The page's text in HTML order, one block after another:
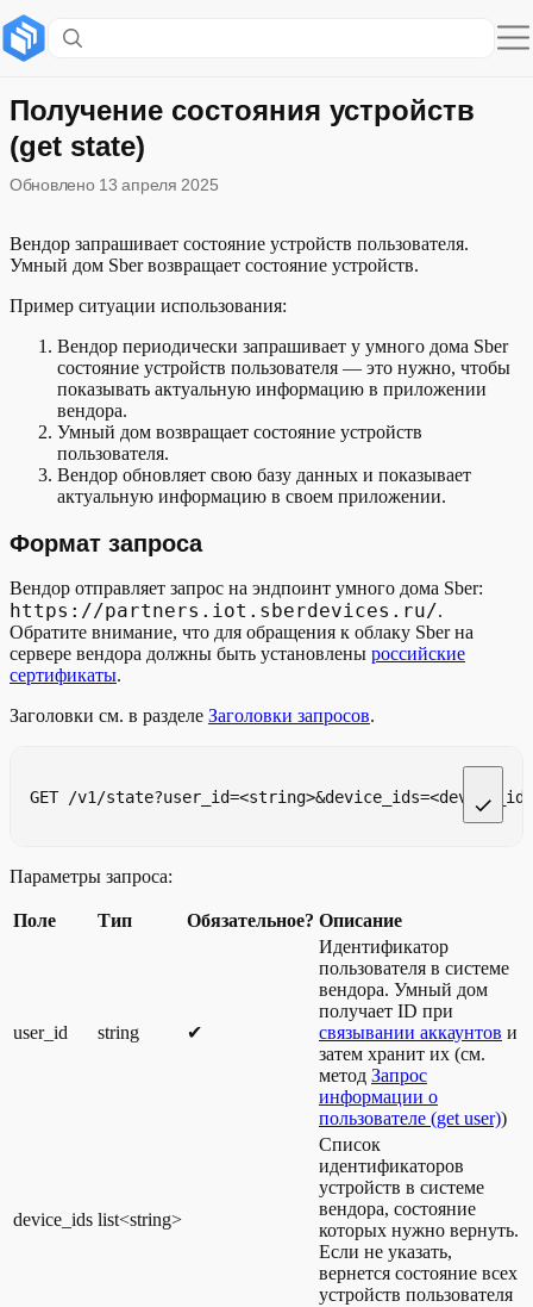
Формат запроса
Формат ответа
Получение состояния устройств
(get state)
Обновлено 13 апреля 2025
Вендор запрашивает состояние устройств пользователя.
Умный дом Sber возвращает состояние устройств.
Пример ситуации использования:
Вендор периодически запрашивает у умного дома Sber
состояние устройств пользователя — это нужно, чтобы
показывать актуальную информацию в приложении
вендора.
Умный дом возвращает состояние устройств
пользователя.
Вендор обновляет свою базу данных и показывает
актуальную информацию в своем приложении.
Формат запроса
Вендор отправляет запрос на эндпоинт умного дома Sber:
https://partners.iot.sberdevices.ru/.
Обратите внимание, что для обращения к облаку Sber на
сервере вендора должны быть установлены российские
сертификаты.
Заголовки см. в разделе Заголовки запросов.
GET /v1/
Параметры запроса:
Поле Тип Обязательное? Описание
user_id string ✔︎
Идентификатор
пользователя в системе
вендора. Умный дом
получает ID при
связывании аккаунтов и
затем хранит их (см.
метод Запрос
информации о
пользователе (get user))
device_ids list<string>
Список
идентификаторов
устройств в системе
вендора, состояние
которых нужно вернуть.
Если не указать,
вернется состояние всех
устройств пользователя